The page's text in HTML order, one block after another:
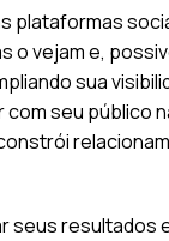
plataformas
o vejam e,
sua
com seu público
seus resultados